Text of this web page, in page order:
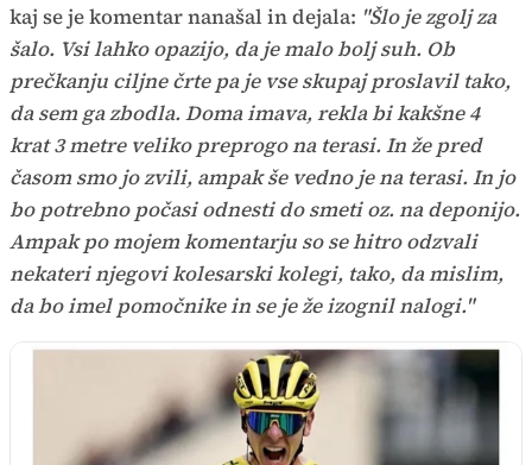
kaj se je komentar nanašal in dejala: "Šlo je zgolj za
šalo. Vsi lahko opazijo, da je malo bolj suh. Ob
prečkanju ciljne črte pa je vse skupaj proslavil tako,
da sem ga zbodla. Doma imava, rekla bi kakšne 4
krat 3 metre veliko preprogo na terasi. In že pred
časom smo jo zvili, ampak še vedno je na terasi. In jo
bo potrebno počasi odnesti do smeti oz. na deponijo.
Ampak po mojem komentarju so se hitro odzvali
nekateri njegovi kolesarski kolegi, tako, da mislim,
da bo imel pomočnike in se je že izognil nalogi."